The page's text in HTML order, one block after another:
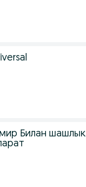
Билан шашлык